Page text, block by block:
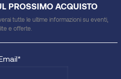
PROSSIMO ACQUISTO
tutte le ultime informazioni su eventi,
e offerte.